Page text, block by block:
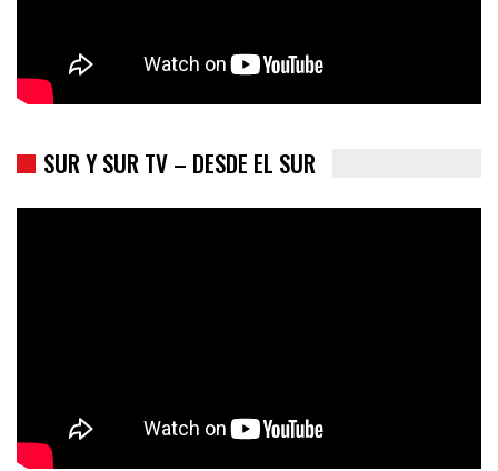
SUR Y SUR TV – DESDE EL SUR